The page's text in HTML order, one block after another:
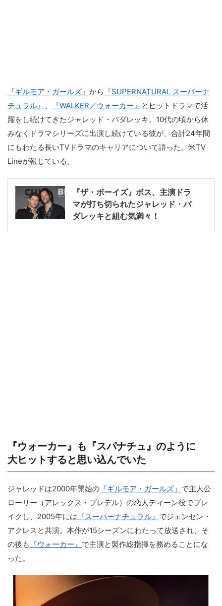
『ギルモア・ガールズ』 から 『SUPERNATURAL スーパーナ
チュラル』
『WALKER／ウォーカー』 とヒットドラマで活
躍をし続けてきたジャレッド・パダレッキ。10代の頃から休
みなくドラマシリーズに出演し続けている彼が、合計24年間
にもわたる長いTVドラマのキャリアについて語った。米TV
Lineが報じている。
『ザ・ボーイズ』ボス、主演ドラ
マが打ち切られたジャレッド・パ
ダレッキと組む気満々！
『ウォーカー』も『スパナチュ』のように
大ヒットすると思い込んでいた
ジャレッドは2000年開始の 『ギルモア・ガールズ』 で主人公
ローリー（アレックス・ブレデル）の恋人ディーン役でブレ
イクし、2005年には 『スーパーナチュラル』 でジェンセン・
アクレスと共演。本作が15シーズンにわたって放送され、そ
の後も 『ウォーカー』 で主演と製作総指揮を務めることにな
った。